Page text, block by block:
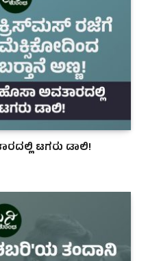
ಟಗರು ಡಾಲಿ!